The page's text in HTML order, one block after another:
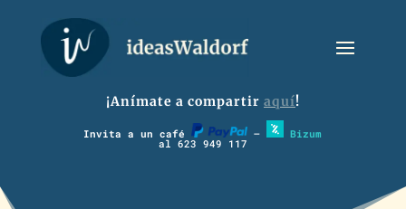
¡Anímate a compartir aquí!
Invita a un café – Bizum
al 623 949 117